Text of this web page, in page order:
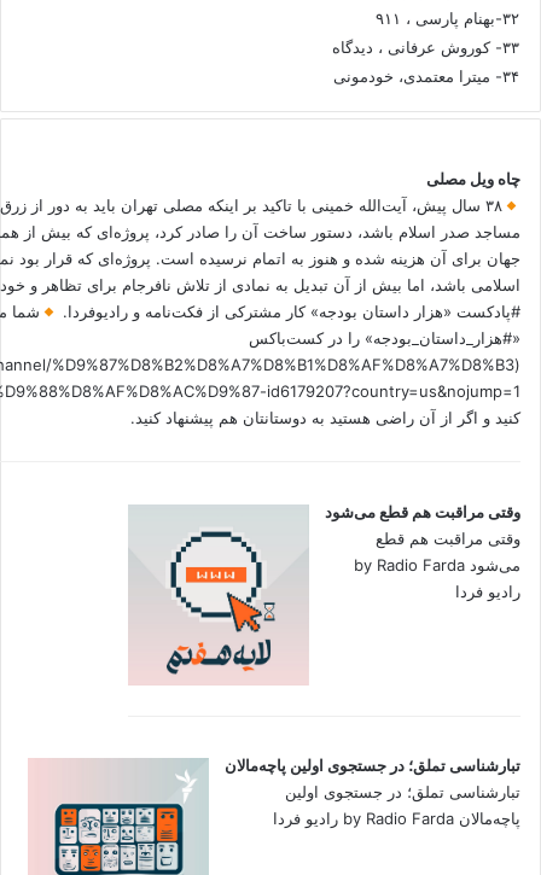
۳۲-بهنام پارسی ، ۹۱۱
۳۳- کوروش عرفانی ، دیدگاه
۳۴- میترا معتمدی، خودمونی
چاه ویل مصلی
۳۸ سال پیش، آیت‌الله خمینی با تاکید بر اینکه مصلی تهران باید به دور از
مساجد صدر اسلام باشد، دستور ساخت آن را صادر کرد، پروژه‌ای که بیش از
جهان برای آن هزینه شده و هنوز به اتمام نرسیده است. پروژه‌ای که قرار بود
اسلامی باشد، اما بیش از آن تبدیل به نمادی از تلاش نافرجام برای تظاهر و
#پادکست «هزار داستان بودجه» کار مشترکی از فکت‌نامه و رادیوفردا.
شما
«#هزار_داستان_بودجه» را در کست‌باکس
%D9%87%D8%B2%D8%A7%D8%B1%D8%AF%D8%A7%D8%B3
کنید و اگر از آن راضی هستید به دوستانتان هم پیشنهاد کنید.
وقتی مراقبت هم قطع می‌شود
وقتی مراقبت هم قطع
می‌شود by Radio Farda
رادیو فردا
تبارشناسی تملق؛ در جستجوی اولین‌ پاچه‌مالان
تبارشناسی تملق؛ در جستجوی اولین‌
پاچه‌مالان by Radio Farda رادیو فردا